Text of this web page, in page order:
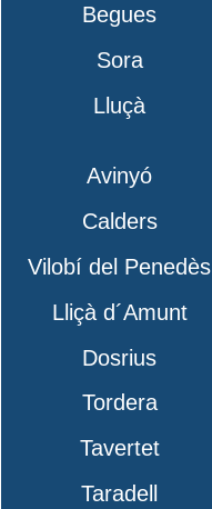
Begues
Sora
Lluçà
Avinyó
Calders
Vilobí del Penedès
Lliçà d´Amunt
Dosrius
Tordera
Tavertet
Taradell